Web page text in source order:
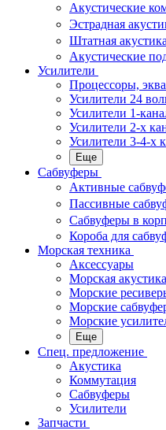
Акустические
Эстрадная
Штатная
Акустические
Усилители
Процессоры,
Усилители 24
Усилители 1-
Усилители 2-х
Усилители 3-4-х
Еще
Сабвуферы
Активные
Пассивные
Сабвуферы в
Короба для
Морская техника
Аксессуары
Морская акустика
Морские
Морские
Морские
Еще
Спец. предложение
Акустика
Коммутация
Сабвуферы
Усилители
Запчасти